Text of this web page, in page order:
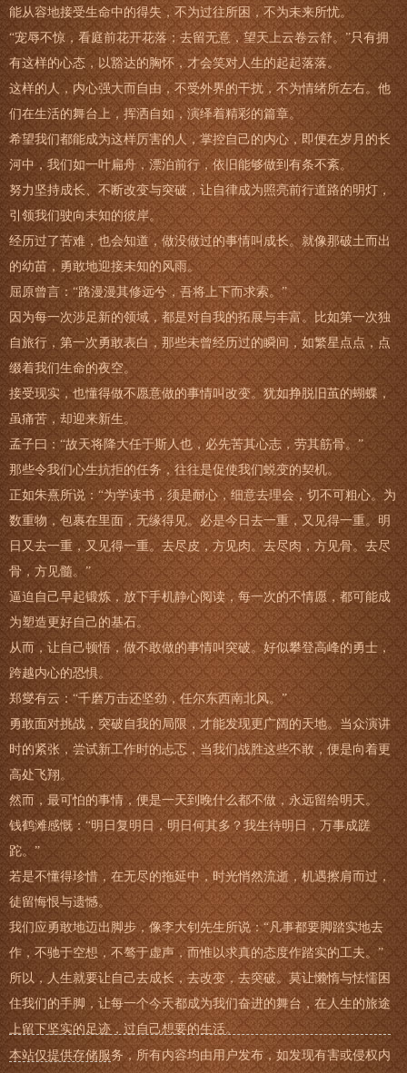
能从容地接受生命中的得失，不为过往所困，不为未来所忧。
“宠辱不惊，看庭前花开花落；去留无意，望天上云卷云舒。”只有拥
有这样的心态，以豁达的胸怀，才会笑对人生的起起落落。
这样的人，内心强大而自由，不受外界的干扰，不为情绪所左右。他
们在生活的舞台上，挥洒自如，演绎着精彩的篇章。
希望我们都能成为这样厉害的人，掌控自己的内心，即便在岁月的长
河中，我们如一叶扁舟，漂泊前行，依旧能够做到有条不紊。
努力坚持成长、不断改变与突破，让自律成为照亮前行道路的明灯，
引领我们驶向未知的彼岸。
经历过了苦难，也会知道，做没做过的事情叫成长。就像那破土而出
的幼苗，勇敢地迎接未知的风雨。
屈原曾言：“路漫漫其修远兮，吾将上下而求索。”
因为每一次涉足新的领域，都是对自我的拓展与丰富。比如第一次独
自旅行，第一次勇敢表白，那些未曾经历过的瞬间，如繁星点点，点
缀着我们生命的夜空。
接受现实，也懂得做不愿意做的事情叫改变。犹如挣脱旧茧的蝴蝶，
虽痛苦，却迎来新生。
孟子曰：“故天将降大任于斯人也，必先苦其心志，劳其筋骨。”
那些令我们心生抗拒的任务，往往是促使我们蜕变的契机。
正如朱熹所说：“为学读书，须是耐心，细意去理会，切不可粗心。为
数重物，包裹在里面，无缘得见。必是今日去一重，又见得一重。明
日又去一重，又见得一重。去尽皮，方见肉。去尽肉，方见骨。去尽
骨，方见髓。”
逼迫自己早起锻炼，放下手机静心阅读，每一次的不情愿，都可能成
为塑造更好自己的基石。
从而，让自己顿悟，做不敢做的事情叫突破。好似攀登高峰的勇士，
跨越内心的恐惧。
郑燮有云：“千磨万击还坚劲，任尔东西南北风。”
勇敢面对挑战，突破自我的局限，才能发现更广阔的天地。当众演讲
时的紧张，尝试新工作时的忐忑，当我们战胜这些不敢，便是向着更
高处飞翔。
然而，最可怕的事情，便是一天到晚什么都不做，永远留给明天。
钱鹤滩感慨：“明日复明日，明日何其多？我生待明日，万事成蹉
跎。”
若是不懂得珍惜，在无尽的拖延中，时光悄然流逝，机遇擦肩而过，
徒留悔恨与遗憾。
我们应勇敢地迈出脚步，像李大钊先生所说：“凡事都要脚踏实地去
作，不驰于空想，不骜于虚声，而惟以求真的态度作踏实的工夫。”
所以，人生就要让自己去成长，去改变，去突破。莫让懒惰与怯懦困
住我们的手脚，让每一个今天都成为我们奋进的舞台，在人生的旅途
上留下坚实的足迹，过自己想要的生活。
本站仅提供存储服务，所有内容均由用户发布，如发现有害或侵权内